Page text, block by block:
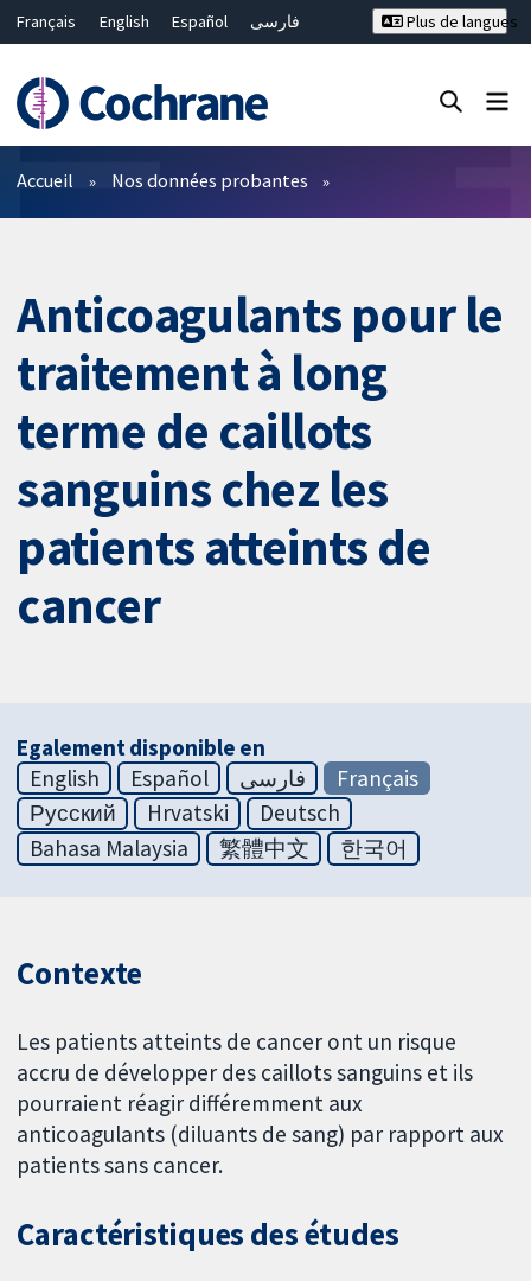
Français English Español
فارسی
Bahasa Malaysia
ไทย
繁體中文
简体中文
Plus de langues
Filtres
Accueil Nos données probantes
Anticoagulants pour le
traitement à long
terme de caillots
sanguins chez les
patients atteints de
cancer
Egalement disponible en
English
Español فارسی
Français
Русский
Hrvatski
Deutsch
Bahasa Malaysia
繁體中文 한국어
Contexte
Les patients atteints de cancer ont un risque
accru de développer des caillots sanguins et ils
pourraient réagir différemment aux
anticoagulants (diluants de sang) par rapport aux
patients sans cancer.
Caractéristiques des études